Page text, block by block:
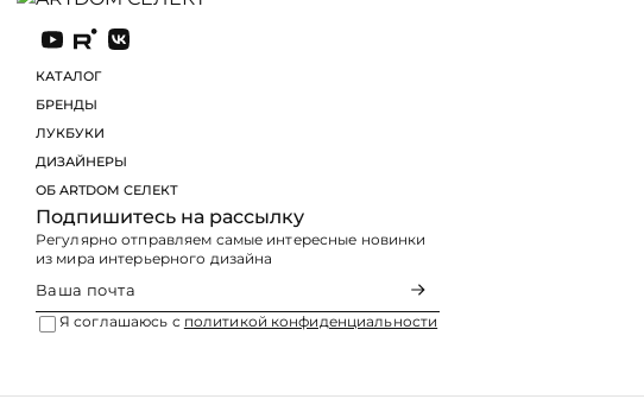
КАТАЛОГ
БРЕНДЫ
ЛУКБУКИ
Подпишитесь на рассылку
Регулярно отправляем самые интересные новинки
из мира интерьерного дизайна